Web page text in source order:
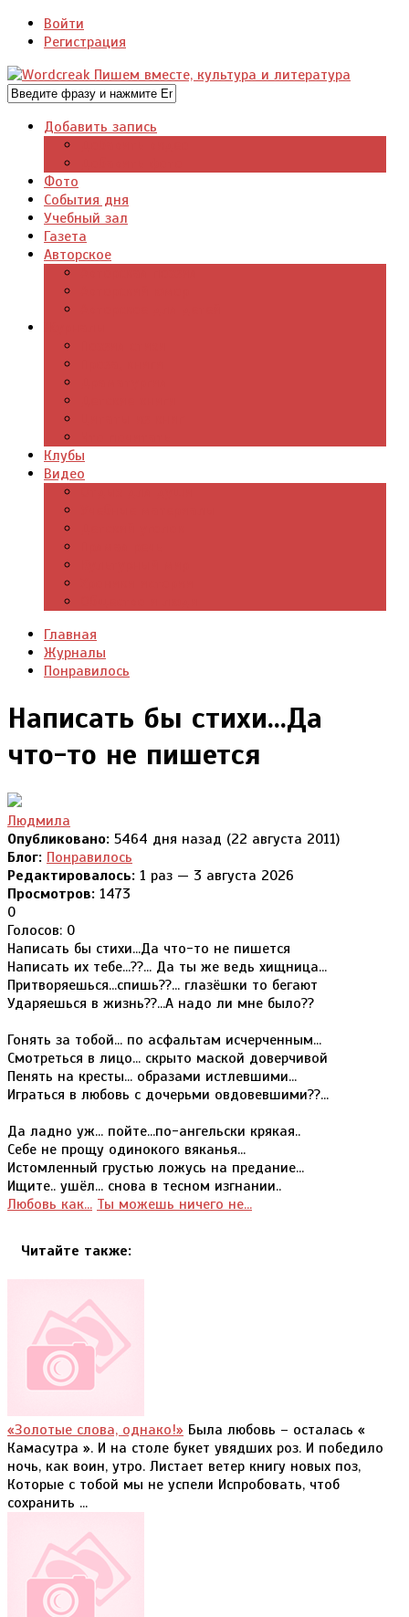
Войти
Регистрация
Добавить запись
Фото
События дня
Учебный зал
Газета
Авторское
Клубы
Видео
Главная
Журналы
Понравилось
Написать бы стихи...Да
что-то не пишется
Людмила
Опубликовано: 5464 дня назад (22 августа 2011)
Блог: Понравилось
Редактировалось: 1 раз — 3 августа 2026
Просмотров: 1473
0
Голосов: 0
Написать бы стихи...Да что-то не пишется
Написать их тебе...??... Да ты же ведь хищница...
Притворяешься...спишь??... глазёшки то бегают
Ударяешься в жизнь??...А надо ли мне было??
Гонять за тобой... по асфальтам исчерченным...
Смотреться в лицо... скрыто маской доверчивой
Пенять на кресты... образами истлевшими...
Играться в любовь с дочерьми овдовевшими??...
Да ладно уж... пойте...по-ангельски крякая..
Себе не прощу одинокого вяканья...
Истомленный грустью ложусь на предание...
Ищите.. ушёл... снова в тесном изгнании..
Любовь как... Ты можешь ничего не...
Читайте также:
«Золотые слова, однако!» Была любовь – осталась «
Камасутра ». И на столе букет увядших роз. И победило
ночь, как воин, утро. Листает ветер книгу новых поз,
Которые с тобой мы не успели Испробовать, чтоб
сохранить ...